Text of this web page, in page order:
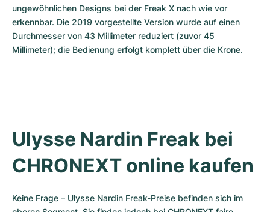
ungewöhnlichen Designs bei der Freak X nach wie vor
erkennbar. Die 2019 vorgestellte Version wurde auf einen
Durchmesser von 43 Millimeter reduziert (zuvor 45
Millimeter); die Bedienung erfolgt komplett über die Krone.
Ulysse Nardin Freak bei
CHRONEXT online kaufen
Keine Frage – Ulysse Nardin Freak-Preise befinden sich im